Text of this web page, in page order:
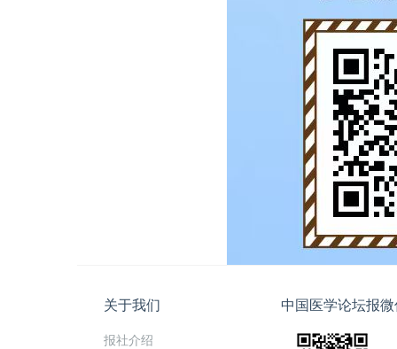
关于我们
报社介绍
中国医学论坛报